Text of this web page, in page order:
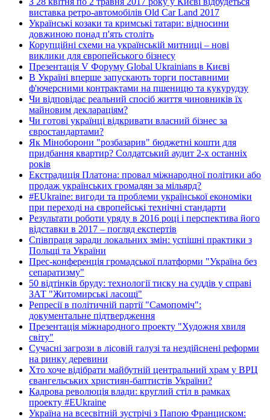
виставка ретро-автомобілів Old Car Land 2017
Українські козаки та кримські татари: відносини
довжиною понад п'ять століть
Корупційні схеми на українській митниці – нові
виклики для європейського бізнесу
Презентація V Форуму Global Ukrainians в Києві
В Україні вперше запускають торги поставними
ф'ючерсними контрактами на пшеницю та кукурудзу
Чи відповідає реальний спосіб життя чиновників їх
майновим деклараціям?
Чи готові українці відкривати власний бізнес за
євростандартами?
Як Міноборони "розбазарив" бюджетні кошти для
придбання квартир? Солдатський аудит 2-х останніх
років
Екстрадиція Платона: провал міжнародної політики або
продаж українських громадян за мільярд?
#EUkraine: вигоди та проблеми української економіки
при переході на європейські технічні стандарти
Результати роботи уряду в 2016 році і перспектива його
відставки в 2017 – погляд експертів
Співпраця заради локальних змін: успішні практики з
Польщі та України
Прес-конференція громадської платформи "Україна без
сепаратизму"
50 відтінків бруду: технології тиску на суддів у справі
ЗАТ "Житомирські ласощі"
Репресії в політичній партії "Самопоміч":
документальне підтвердження
Презентація міжнародного проекту "Художня хвиля
світу"
Сучасні загрози в лісовій галузі та нездійснені реформи
на ринку деревини
Хто хоче відібрати майбутній центральний храм у ВРЦ
євангельських християн-баптистів України?
Кадрова революція влади: круглий стіл в рамках
проекту #EUkraine
Україна на всесвітній зустрічі з Папою Франциском: